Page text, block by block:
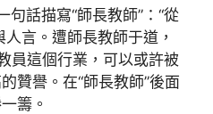
句話描寫“師長教師”：“從
言。遭師長教師于道，
員這個行業，可以或許被
贊譽。在“師長教師”後面
籌。